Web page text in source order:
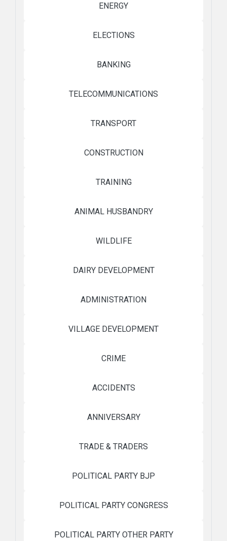
ENERGY
ELECTIONS
BANKING
TELECOMMUNICATIONS
TRANSPORT
CONSTRUCTION
TRAINING
ANIMAL HUSBANDRY
WILDLIFE
DAIRY DEVELOPMENT
ADMINISTRATION
VILLAGE DEVELOPMENT
CRIME
ACCIDENTS
ANNIVERSARY
TRADE & TRADERS
POLITICAL PARTY BJP
POLITICAL PARTY CONGRESS
POLITICAL PARTY OTHER PARTY